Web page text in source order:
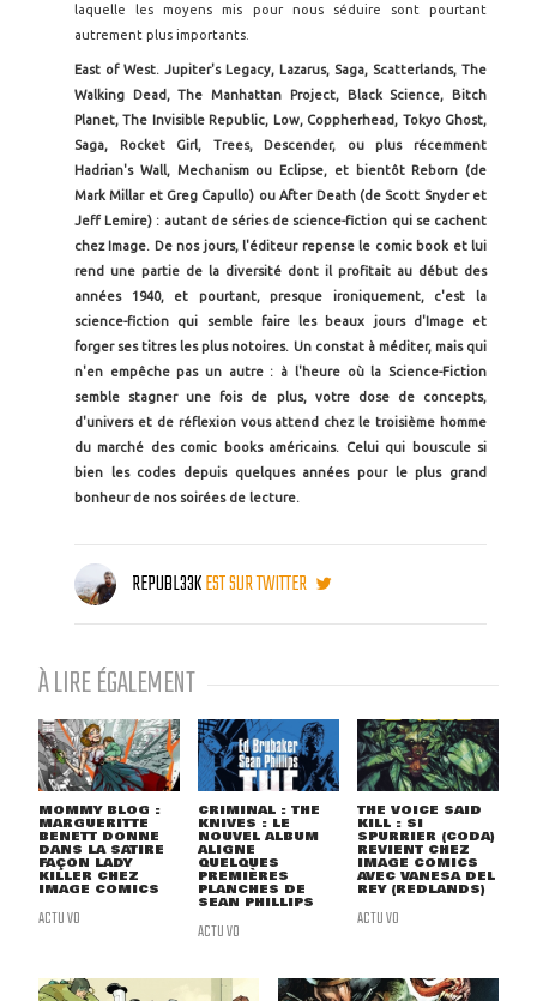
laquelle les moyens mis pour nous séduire sont pourtant
autrement plus importants.
East of West. Jupiter's Legacy, Lazarus, Saga, Scatterlands, The
Walking Dead, The Manhattan Project, Black Science, Bitch
Planet, The Invisible Republic, Low, Coppherhead, Tokyo Ghost,
Saga, Rocket Girl, Trees, Descender, ou plus récemment
Hadrian's Wall, Mechanism ou Eclipse, et bientôt Reborn (de
Mark Millar et Greg Capullo) ou After Death (de Scott Snyder et
Jeff Lemire) : autant de séries de science-fiction qui se cachent
chez Image. De nos jours, l'éditeur repense le comic book et lui
rend une partie de la diversité dont il profitait au début des
années 1940, et pourtant, presque ironiquement, c'est la
science-fiction qui semble faire les beaux jours d'Image et
forger ses titres les plus notoires. Un constat à méditer, mais qui
n'en empêche pas un autre : à l'heure où la Science-Fiction
semble stagner une fois de plus, votre dose de concepts,
d'univers et de réflexion vous attend chez le troisième homme
du marché des comic books américains. Celui qui bouscule si
bien les codes depuis quelques années pour le plus grand
bonheur de nos soirées de lecture.
REPUBL33KEST SUR TWITTER
À LIRE ÉGALEMENT
MOMMY BLOG :
MARGUERITTE
BENETT DONNE
DANS LA SATIRE
FAÇON LADY
KILLER CHEZ
IMAGE COMICS
ACTU VO
CRIMINAL : THE
KNIVES : LE
NOUVEL ALBUM
ALIGNE
QUELQUES
PREMIÈRES
PLANCHES DE
SEAN PHILLIPS
ACTU VO
THE VOICE SAID
KILL : SI
SPURRIER (CODA)
REVIENT CHEZ
IMAGE COMICS
AVEC VANESA DEL
REY (REDLANDS)
ACTU VO